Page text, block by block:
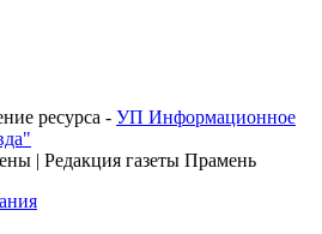
ресурса - УП Информационное
| Редакция газеты Прамень